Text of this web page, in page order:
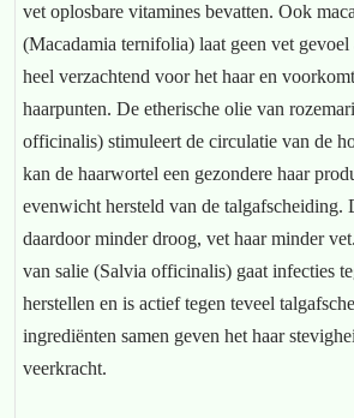
vet oplosbare vitamines bevatten. Ook
(Macadamia ternifolia) laat geen vet
heel verzachtend voor het haar en
haarpunten. De etherische olie van
officinalis) stimuleert de circulatie van de
kan de haarwortel een gezondere haar
evenwicht hersteld van de talgafscheiding.
daardoor minder droog, vet haar minder
van salie (Salvia officinalis) gaat infecties
herstellen en is actief tegen teveel
ingrediënten samen geven het haar
veerkracht.